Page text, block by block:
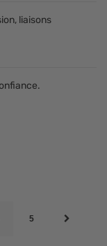
liaisons
5